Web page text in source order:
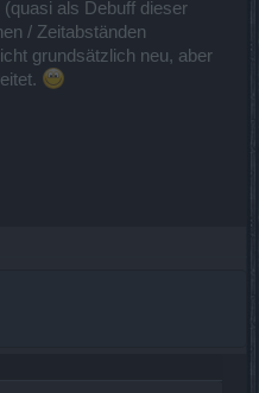
als Debuff dieser
/ Zeitabständen
grundsätzlich neu, aber